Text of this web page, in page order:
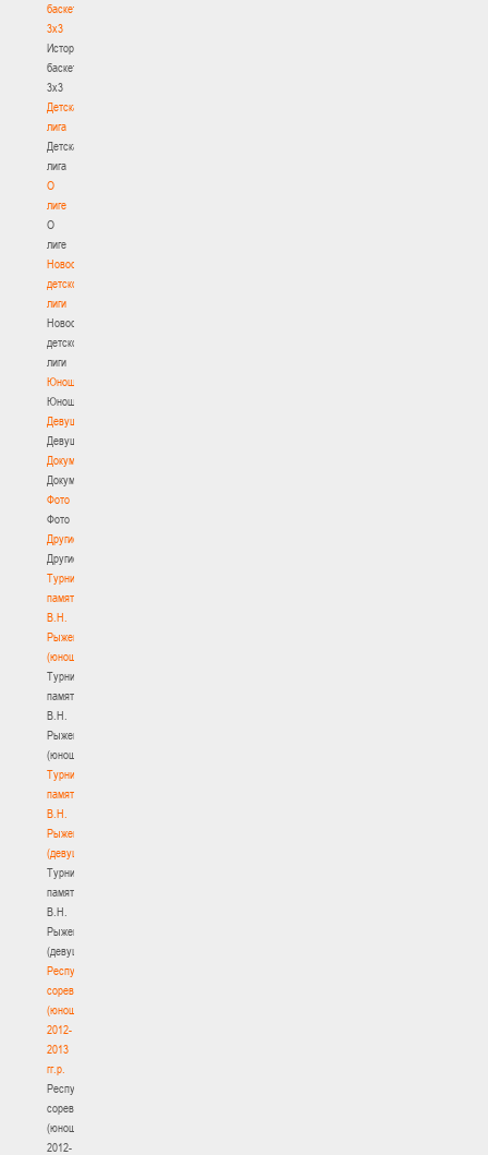
баскетбола
3х3
История
баскетбола
3х3
Детская
лига
Детская
лига
О
лиге
О
лиге
Новости
детской
лиги
Новости
детской
лиги
Юноши
Юноши
Девушки
Девушки
Документы
Документы
Фото
Фото
Другие
Другие
Турнир
памяти
В.Н.
Рыженкова
(юноши)
Турнир
памяти
В.Н.
Рыженкова
(юноши)
Турнир
памяти
В.Н.
Рыженкова
(девушки)
Турнир
памяти
В.Н.
Рыженкова
(девушки)
Республиканские
соревнования
(юноши)
2012-
2013
гг.р.
Республиканские
соревнования
(юноши)
2012-